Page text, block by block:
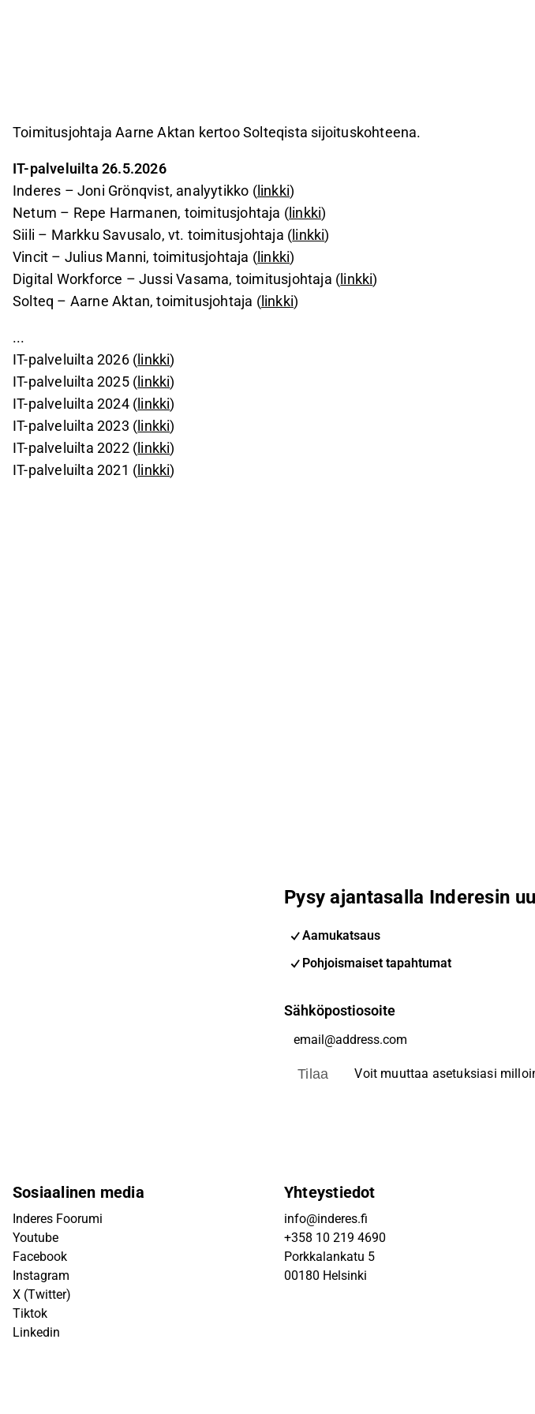
Toimitusjohtaja Aarne Aktan kertoo Solteqista sijoituskohteena.
IT-palveluilta 26.5.2026
Inderes – Joni Grönqvist, analyytikko (linkki)
Netum – Repe Harmanen, toimitusjohtaja ( linkki)
Siili – Markku Savusalo, vt. toimitusjohtaja ( linkki)
Vincit – Julius Manni, toimitusjohtaja ( linkki)
Digital Workforce – Jussi Vasama, toimitusjohtaja ( linkki)
Solteq – Aarne Aktan, toimitusjohtaja (linkki)
...
IT-palveluilta 2026 ( linkki)
IT-palveluilta 2025 ( linkki)
IT-palveluilta 2024 ( linkki)
IT-palveluilta 2023 ( linkki)
IT-palveluilta 2022 ( linkki)
IT-palveluilta 2021 ( linkki)
Pysy ajantasalla Inderesin
Aamukatsaus
Pohjoismaiset tapahtumat
Sähköpostiosoite
Tilaa Voit muuttaa asetuksiasi
Sosiaalinen media
Inderes Foorumi
Youtube
Facebook
Instagram
X (Twitter)
Tiktok
Linkedin
Yhteystiedot
info@inderes.fi
+358 10 219 4690
Porkkalankatu 5
00180 Helsinki